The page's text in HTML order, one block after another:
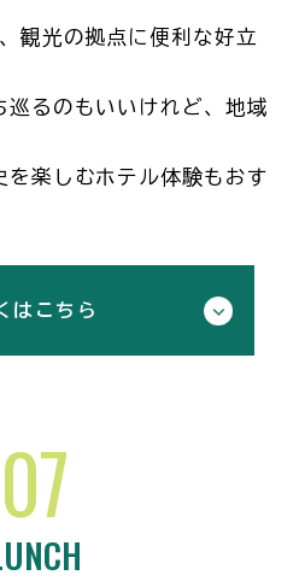
観光の拠点に便利な好立
巡るのもいいけれど、地域
を楽しむホテル体験もおす
はこちら
07